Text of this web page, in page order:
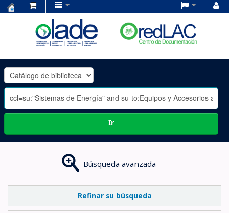
OLADE
-
Ir
Búsqueda avanzada
Refinar su búsqueda